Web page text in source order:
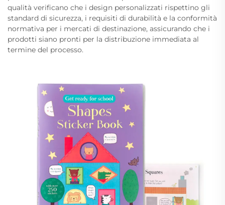
qualità verificano che i design personalizzati rispettino gli
standard di sicurezza, i requisiti di durabilità e la conformità
normativa per i mercati di destinazione, assicurando che i
prodotti siano pronti per la distribuzione immediata al
termine del processo.